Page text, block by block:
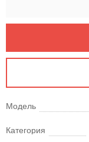
Модель
Категория